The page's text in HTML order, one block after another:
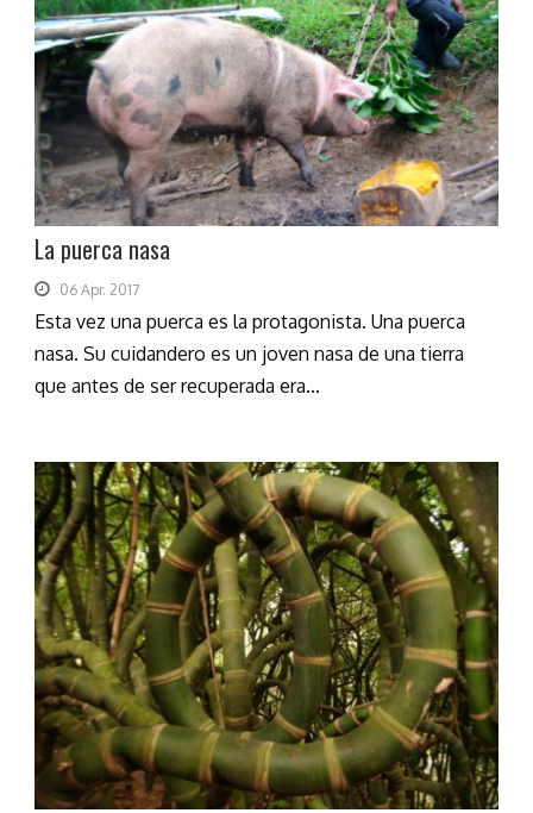
La puerca nasa
06 Apr. 2017
Esta vez una puerca es la protagonista. Una puerca
nasa. Su cuidandero es un joven nasa de una tierra
que antes de ser recuperada era...